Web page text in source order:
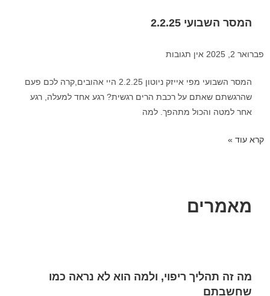
המסר השבועי 2.2.25
פברואר 2, 2025 אין תגובות
המסר השבועי מפי אייזק ניוטון 2.2.25 היי אהובים,קרה לכם פעם
שהרגשתם שאתם על רכבת הרים רגשית? רגע אחד למעלה, רגע
אחר למטה והכול מתהפך. למה
קרא עוד »
מאמרים
מה זה תהליך ריפוי, ולמה הוא לא נראה כמו
שחשבתם